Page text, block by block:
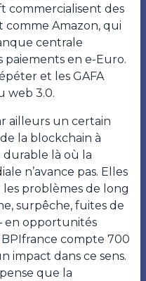
commercialisent des
comme Amazon, qui
centrale
en e-Euro.
et les GAFA
web 3.0.
ailleurs un certain
la blockchain à
là où la
n’avance pas. Elles
problèmes de long
surpêche, fuites de
en opportunités
compte 700
impact dans ce sens.
que la